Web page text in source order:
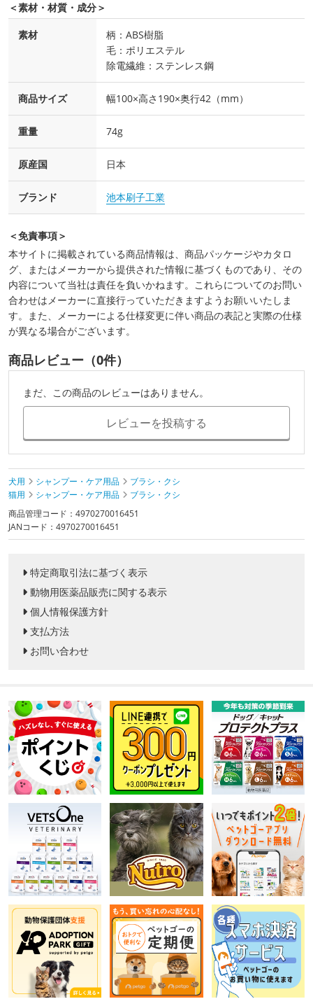
＜素材・材質・成分＞
素材
柄：ABS樹脂
毛：ポリエステル
除電繊維：ステンレス鋼
商品サイズ 幅100×高さ190×奥行42（mm）
重量 74g
原産国 日本
ブランド 池本刷子工業
＜免責事項＞
本サイトに掲載されている商品情報は、商品パッケージやカタロ
グ、またはメーカーから提供された情報に基づくものであり、その
内容について当社は責任を負いかねます。これらについてのお問い
合わせはメーカーに直接行っていただきますようお願いいたしま
す。また、メーカーによる仕様変更に伴い商品の表記と実際の仕様
が異なる場合がございます。
商品レビュー（0件）
まだ、この商品のレビューはありません。
レビューを投稿する
犬用 シャンプー・ケア用品
ブラシ・クシ
猫用
シャンプー・ケア用品
ブラシ・クシ
商品管理コード：4970270016451
JANコード：4970270016451
特定商取引法に基づく表示
動物用医薬品販売に関する表示
個人情報保護方針
支払方法
お問い合わせ